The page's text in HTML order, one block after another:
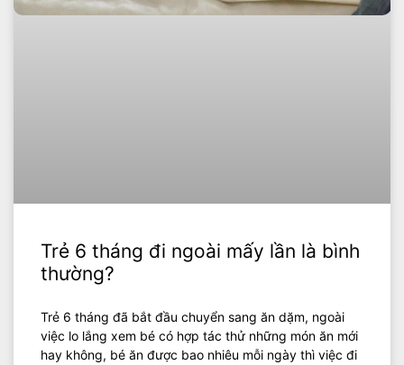
Trẻ 6 tháng đi ngoài mấy lần là bình
thường?
Trẻ 6 tháng đã bắt đầu chuyển sang ăn dặm, ngoài
việc lo lắng xem bé có hợp tác thử những món ăn mới
hay không, bé ăn được bao nhiêu mỗi ngày thì việc đi